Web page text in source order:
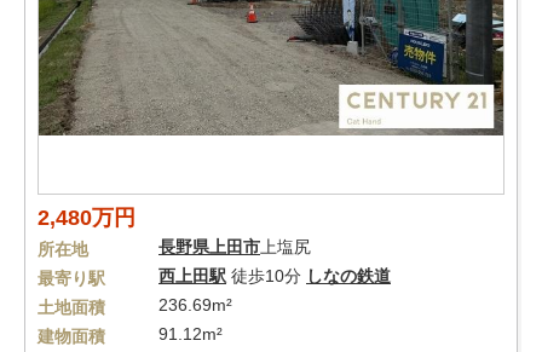
2,480万円
所在地 長野県 上田市 上塩尻
最寄り駅
西上田駅 徒歩10分 しなの鉄道
土地面積
236.69m²
建物面積
91.12m²